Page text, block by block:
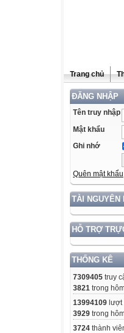
Trang chủ
ĐĂNG NHẬP
Tên truy nhập
Mật khẩu
Ghi nhớ
Quên mật khẩu
TÀI NGUYÊN
HỖ TRỢ
THỐNG KÊ
7309405 truy
3821 trong
13994109 lượt
3929 trong
3724 thành